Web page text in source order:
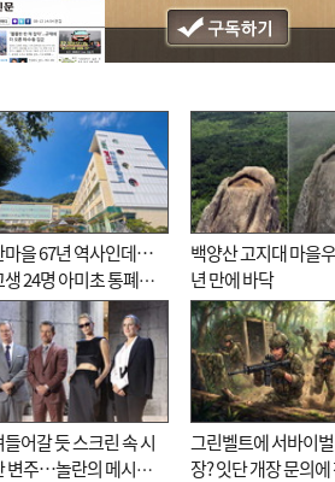
마을 67년 역사인데…
생 24명 아미초 통폐합
백양산 고지대 마을
년 만에 바닥
어갈 듯 스크린 속 시
변주…놀란의 메시지
그린벨트에 서바이
장? 잇단 개장 문의에